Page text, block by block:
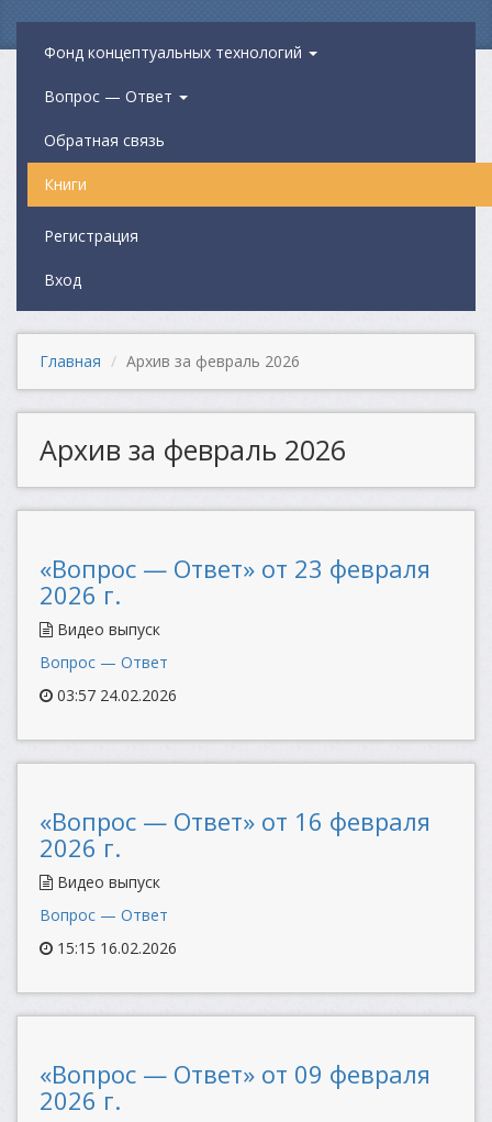
Фонд концептуальных технологий
Вопрос — Ответ
Обратная связь
Книги
Регистрация
Вход
Главная Архив за февраль 2026
Архив за февраль 2026
«Вопрос — Ответ» от 23 февраля
2026 г.
Видео выпуск
Вопрос — Ответ
03:57 24.02.2026
«Вопрос — Ответ» от 16 февраля
2026 г.
Видео выпуск
Вопрос — Ответ
15:15 16.02.2026
«Вопрос — Ответ» от 09 февраля
2026 г.